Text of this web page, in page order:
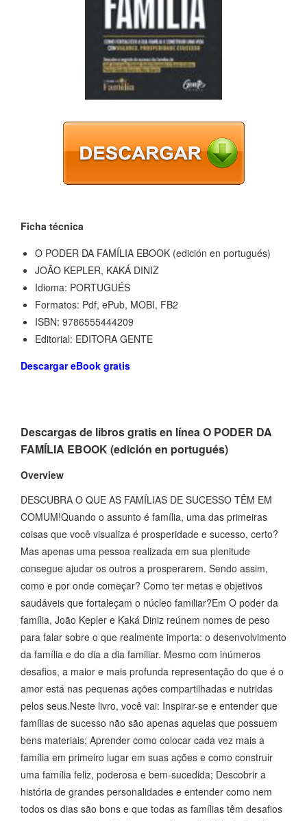
Ficha técnica
O PODER DA FAMÍLIA EBOOK (edición en portugués)
JOÃO KEPLER, KAKÁ DINIZ
Idioma: PORTUGUÉS
Formatos: Pdf, ePub, MOBI, FB2
ISBN: 9786555444209
Editorial: EDITORA GENTE
Descargar eBook gratis
Descargas de libros gratis en línea O PODER DA
FAMÍLIA EBOOK (edición en portugués)
Overview
DESCUBRA O QUE AS FAMÍLIAS DE SUCESSO TÊM EM
COMUM!Quando o assunto é família, uma das primeiras
coisas que você visualiza é prosperidade e sucesso, certo?
Mas apenas uma pessoa realizada em sua plenitude
consegue ajudar os outros a prosperarem. Sendo assim,
como e por onde começar? Como ter metas e objetivos
saudáveis que fortaleçam o núcleo familiar?Em O poder da
família, João Kepler e Kaká Diniz reúnem nomes de peso
para falar sobre o que realmente importa: o desenvolvimento
da família e do dia a dia familiar. Mesmo com inúmeros
desafios, a maior e mais profunda representação do que é o
amor está nas pequenas ações compartilhadas e nutridas
pelos seus.Neste livro, você vai: Inspirar-se e entender que
famílias de sucesso não são apenas aquelas que possuem
bens materiais; Aprender como colocar cada vez mais a
família em primeiro lugar em suas ações e como construir
uma família feliz, poderosa e bem-sucedida; Descobrir a
história de grandes personalidades e entender como nem
todos os dias são bons e que todas as famílias têm desafios